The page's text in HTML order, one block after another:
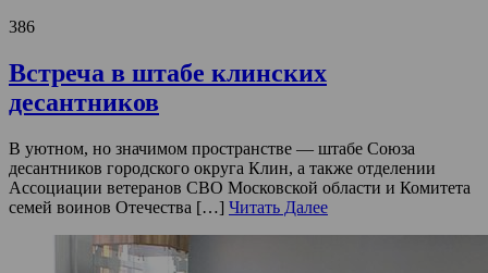
386
Встреча в штабе клинских
десантников
В уютном, но значимом пространстве — штабе Союза
десантников городского округа Клин, а также отделении
Ассоциации ветеранов СВО Московской области и Комитета
семей воинов Отечества […] Читать Далее